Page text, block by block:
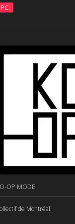
PC
OP MODE
de Montréal.